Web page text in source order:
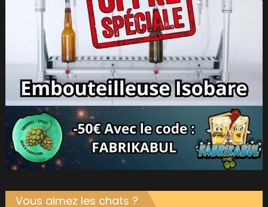
Vous aimez les chats ?